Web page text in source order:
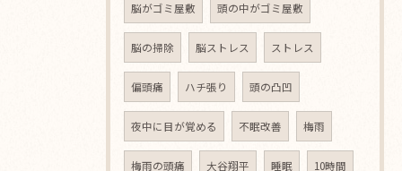
脳がゴミ屋敷 頭の中がゴミ屋敷
脳の掃除 脳ストレス ストレス
偏頭痛 ハチ張り 頭の凸凹
夜中に目が覚める 不眠改善 梅雨
梅雨の頭痛 大谷翔平 睡眠 10時間